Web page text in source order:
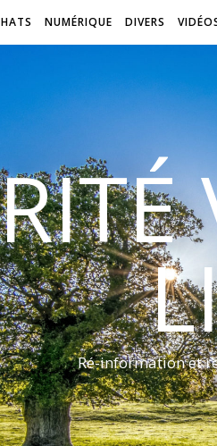
NUMÉRIQUE DIVERS
Ré-information et